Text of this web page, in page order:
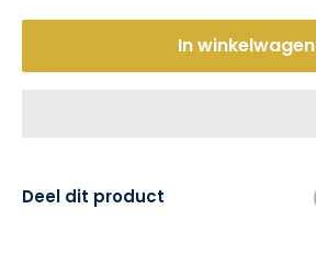
In winkelwagen
Deel dit product